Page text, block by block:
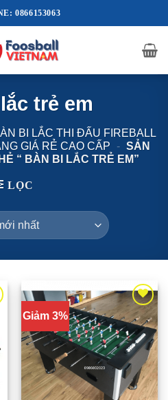
0866153063
trẻ em
BI LẮC THI ĐẤU FIREBALL
GIÁ RẺ CAO CẤP
- SẢN
“ BÀN BI LẮC TRẺ EM”
LỌC
Giảm 3%